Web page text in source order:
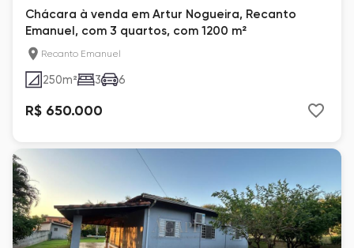
Chácara à venda em Artur Nogueira, Recanto
Emanuel, com 3 quartos, com 1200 m²
Recanto Emanuel
250m² 3 6
R$ 650.000